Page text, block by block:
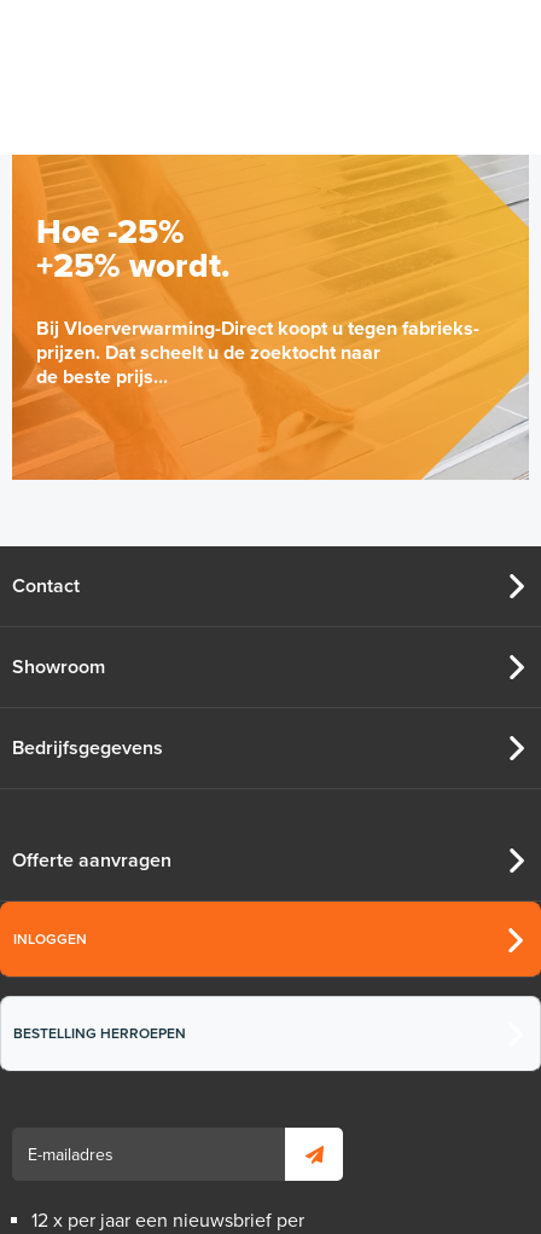
Hoe -25%
+25% wordt.
Bij Vloerverwarming-Direct koopt u tegen fabrieks-
prijzen. Dat scheelt u de zoektocht naar
de beste prijs...
Contact
Showroom
Bedrijfsgegevens
Offerte aanvragen
INLOGGEN
BESTELLING HERROEPEN
12 x per jaar een nieuwsbrief per